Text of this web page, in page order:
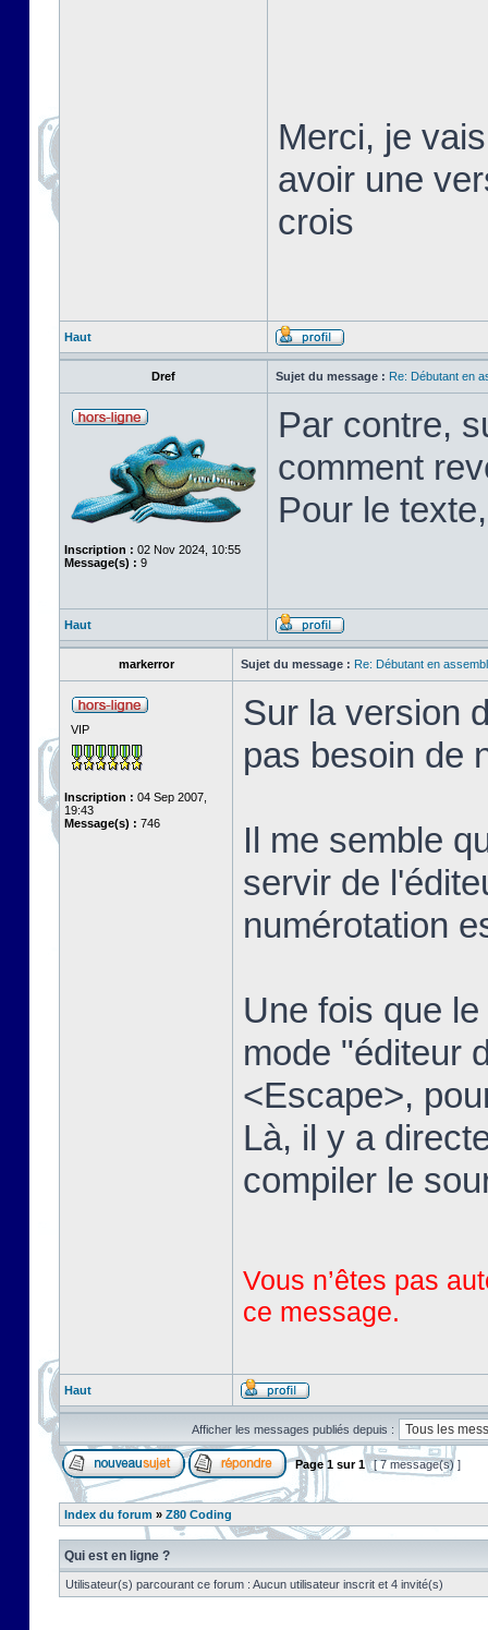
Merci, je
avoir une
crois
Haut
Dref Sujet du message : Re: Débutant en
Inscription : 02 Nov 2024, 10:55
Message(s) : 9
Par contre,
comment
Pour le
Haut
markerror Sujet du message : Re: Débutant en
VIP
Inscription : 04 Sep 2007,
19:43
Message(s) : 746
Sur la version
pas besoin de
Il me semble
servir de
numérotation
Une fois que
mode "éditeur
<Escape>,
Là, il y a
compiler le
Vous n’êtes pas
ce message.
Haut
Afficher les messages publiés depuis :
Page1 sur1 [ 7 message(s) ]
Index du forum » Z80 Coding
Qui est en ligne ?
Utilisateur(s) parcourant ce forum : Aucun utilisateur inscrit et 4 invité(s)